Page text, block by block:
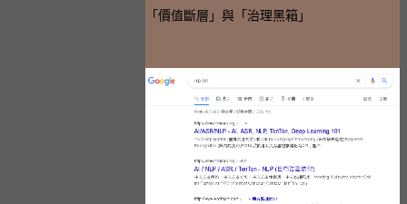
「價值斷層」與「治理黑箱」